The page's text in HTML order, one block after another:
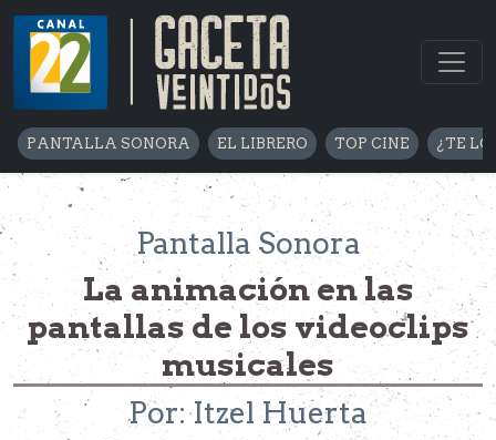
PANTALLA SONORA EL LIBRERO TOP CINE ¿TE LO
Pantalla Sonora
La animación en las
pantallas de los videoclips
musicales
Por: Itzel Huerta